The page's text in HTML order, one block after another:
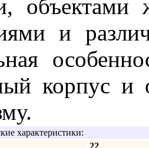
и
корпус и
характеристики:
22